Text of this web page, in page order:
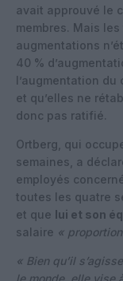
avait approuvé le
membres. Mais
augmentations
40 %
l’augmentation
et qu’elles ne
donc pas ratifié.
Ortberg, qui
semaines, a
employés
toutes les quatre
et que lui et son
salaire «
« Bien qu’il
le monde, elle vise